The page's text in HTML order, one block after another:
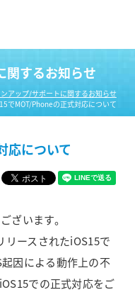
関するお知らせ
アップ/サポートに関するお知らせ
でMOT/Phoneの正式対応について
応について
ざいます。
リースされたiOS15で
因による動作上の不
での正式対応をご